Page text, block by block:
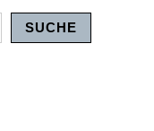
SUCHE